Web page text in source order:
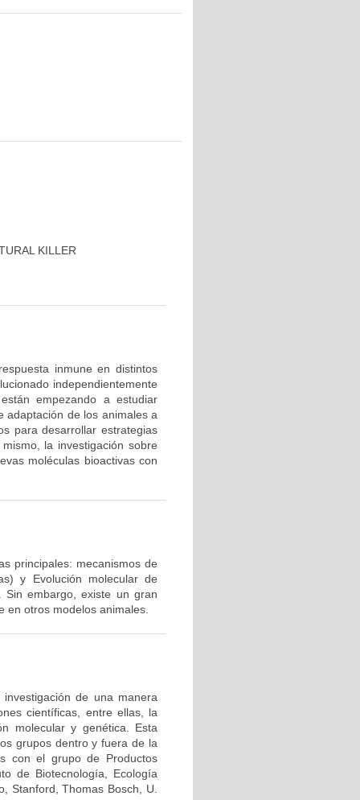
KILLER
inmune en distintos
independientemente
empezando a estudiar
adaptación de los animales a
para desarrollar estrategias
la investigación sobre
moléculas bioactivas con
principales: mecanismos de
y Evolución molecular de
Sin embargo, existe un gran
en otros modelos animales.
de una manera
científicas, entre ellas, la
molecular y genética. Esta
grupos dentro y fuera de la
con el grupo de Productos
de Biotecnología, Ecología
Stanford, Thomas Bosch, U.